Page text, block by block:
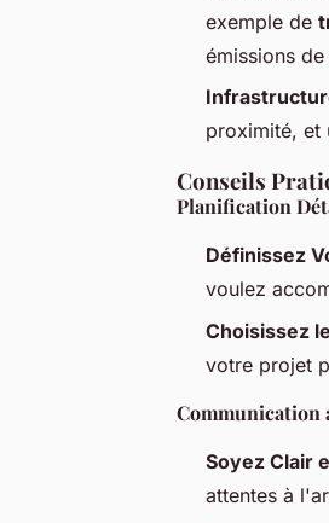
exemple de
émissions
proximité, et
Conseils
Planification
Définissez
voulez
Choisissez
votre projet
Communication
Soyez Clair
attentes à